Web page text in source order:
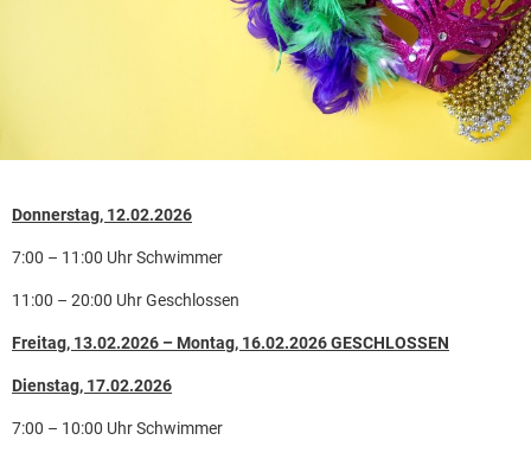
Donnerstag, 12.02.2026
7:00 – 11:00 Uhr Schwimmer
11:00 – 20:00 Uhr Geschlossen
Freitag, 13.02.2026 – Montag, 16.02.2026 GESCHLOSSEN
Dienstag, 17.02.2026
7:00 – 10:00 Uhr Schwimmer